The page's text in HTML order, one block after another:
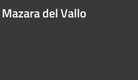
del Vallo